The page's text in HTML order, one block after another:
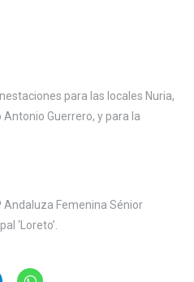
para las locales Nuria,
Guerrero, y para la
Andaluza Femenina Sénior
‘Loreto’.